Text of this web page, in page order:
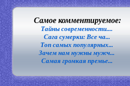
Самое комментируемое:
Тайны современности....
Сага сумерки: Все ча...
Топ самых популярных...
Зачем нам нужны мужч...
Самая громкая премье...